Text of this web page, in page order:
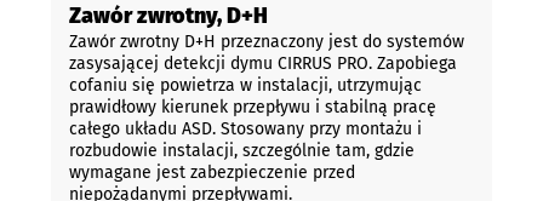
Zawór zwrotny, D+H
Zawór zwrotny D+H przeznaczony jest do systemów
zasysającej detekcji dymu CIRRUS PRO. Zapobiega
cofaniu się powietrza w instalacji, utrzymując
prawidłowy kierunek przepływu i stabilną pracę
całego układu ASD. Stosowany przy montażu i
rozbudowie instalacji, szczególnie tam, gdzie
wymagane jest zabezpieczenie przed
niepożądanymi przepływami.